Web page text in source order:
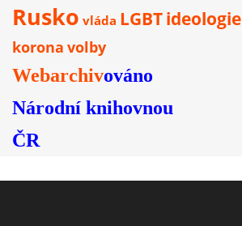
Rusko vláda LGBTideologie
korona volby
Webarchivováno
Národní knihovnou
ČR